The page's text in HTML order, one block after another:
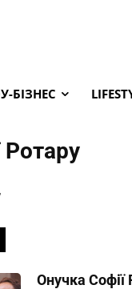
БІЗНЕС
Ротару
Онучка Софії